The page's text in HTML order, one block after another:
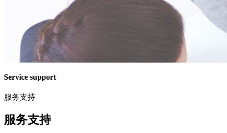
Service support
服务支持
服务支持